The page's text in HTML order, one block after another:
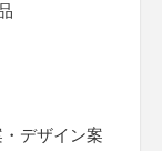
デザイン案